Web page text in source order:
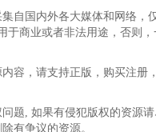
自国内外各大媒体和网络，
于商业或者非法用途，否则
容，请支持正版，购买注册
题, 如果有侵犯版权的资源
有争议的资源。